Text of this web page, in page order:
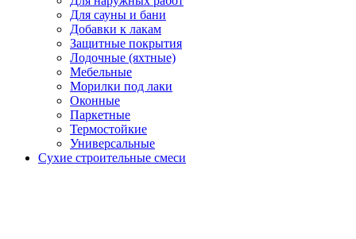
Для сауны и бани
Добавки к лакам
Защитные покрытия
Лодочные (яхтные)
Мебельные
Морилки под лаки
Оконные
Паркетные
Термостойкие
Универсальные
Сухие строительные смеси